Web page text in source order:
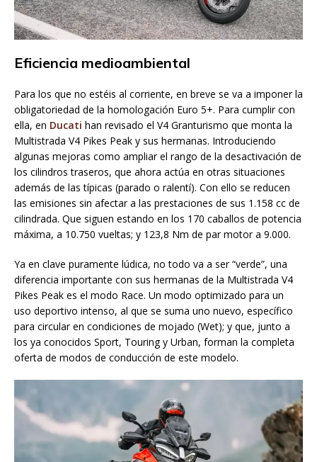
Eficiencia medioambiental
Para los que no estéis al corriente, en breve se va a imponer la
obligatoriedad de la homologación Euro 5+. Para cumplir con
ella, en Ducati han revisado el V4 Granturismo que monta la
Multistrada V4 Pikes Peak y sus hermanas. Introduciendo
algunas mejoras como ampliar el rango de la desactivación de
los cilindros traseros, que ahora actúa en otras situaciones
además de las típicas (parado o ralentí). Con ello se reducen
las emisiones sin afectar a las prestaciones de sus 1.158 cc de
cilindrada. Que siguen estando en los 170 caballos de potencia
máxima, a 10.750 vueltas; y 123,8 Nm de par motor a 9.000.
Ya en clave puramente lúdica, no todo va a ser “verde”, una
diferencia importante con sus hermanas de la Multistrada V4
Pikes Peak es el modo Race. Un modo optimizado para un
uso deportivo intenso, al que se suma uno nuevo, específico
para circular en condiciones de mojado (Wet); y que, junto a
los ya conocidos Sport, Touring y Urban, forman la completa
oferta de modos de conducción de este modelo.